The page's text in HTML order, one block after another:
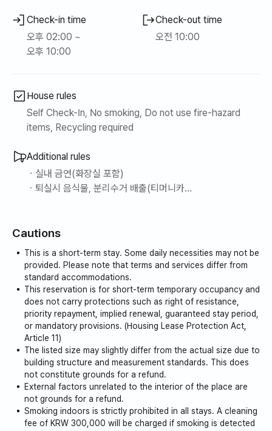
ㆍ콜택시, 승합밴 이용 가능 🚕
※ 바베큐 이용 후 미세척시 비용 추가(3만원)
Check-in time
오후 02:00 ~
오후 10:00
Check-out time
오전 10:00
House rules
Self Check-In, No smoking, Do not use fire-hazard
items, Recycling required
Additional rules
ㆍ실내 금연(화장실 포함)
ㆍ퇴실시 음식물, 분리수거 배출(티머니카드)
ㆍ바베큐 이용시 셀프세척 및 주변정리
Cautions
This is a short-term stay. Some daily necessities may not be
provided. Please note that terms and services differ from
standard accommodations.
This reservation is for short-term temporary occupancy and
does not carry protections such as right of resistance,
priority repayment, implied renewal, guaranteed stay period,
or mandatory provisions. (Housing Lease Protection Act,
Article 11)
The listed size may slightly differ from the actual size due to
building structure and measurement standards. This does
not constitute grounds for a refund.
External factors unrelated to the interior of the place are
not grounds for a refund.
Smoking indoors is strictly prohibited in all stays. A cleaning
fee of KRW 300,000 will be charged if smoking is detected